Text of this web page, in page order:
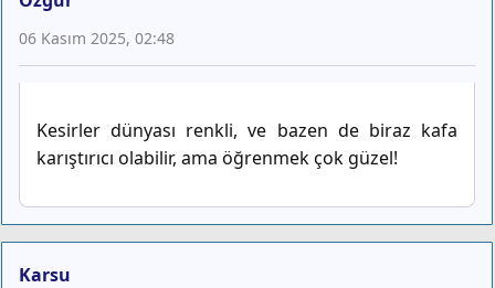
06 Kasım 2025, 02:48
Kesirler dünyası renkli, ve bazen de biraz kafa
karıştırıcı olabilir, ama öğrenmek çok güzel!
Karsu